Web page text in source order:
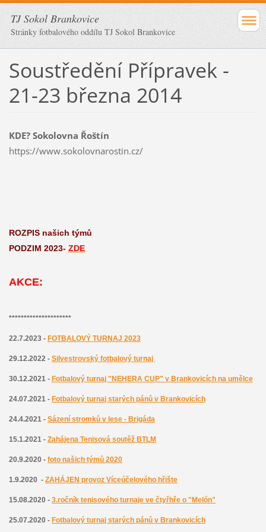
TJ Sokol Brankovice
Stránky fotbalového oddílu TJ Sokol Brankovice
Soustředění Přípravek -
21-23 března 2014
KDE? Sokolovna Řoštín
https://www.sokolovnarostin.cz/
ROZPIS našich týmů
PODZIM 2023- ZDE
AKCE:
*********************
22.7.2023 - FOTBALOVÝ TURNAJ 2023
29.12.2022 - Silvestrovský fotbalový turnaj
30.12.2021 - Fotbalový turnaj "NEHERA CUP" v Brankovicích na umělce
24.07.2021 - Fotbalový turnaj starých pánů v Brankovicích
24.4.2021 - Sázení stromků v lese - Brigáda
15.1.2021 - Zahájena Tenisová soutěž BTLM
20.9.2020 - foto našich týmů 2020
1.9.2020 - ZAHÁJEN provoz Víceúčelového hřište
15.08.2020 - 3.ročník tenisového turnaje ve čtyřhře o "Melón"
25.07.2020 - Fotbalový turnaj starých pánů v Brankovicích